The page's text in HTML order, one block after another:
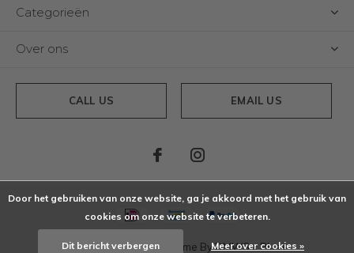
Categorieën
Over ons
CALL US EMAIL US
© Copyright2026- Theme ByDMWSx Plus+
Door het gebruiken van onze website, ga je akkoord met het gebruik van
cookies om onze website te verbeteren.
Dit bericht verbergen Meer over cookies »